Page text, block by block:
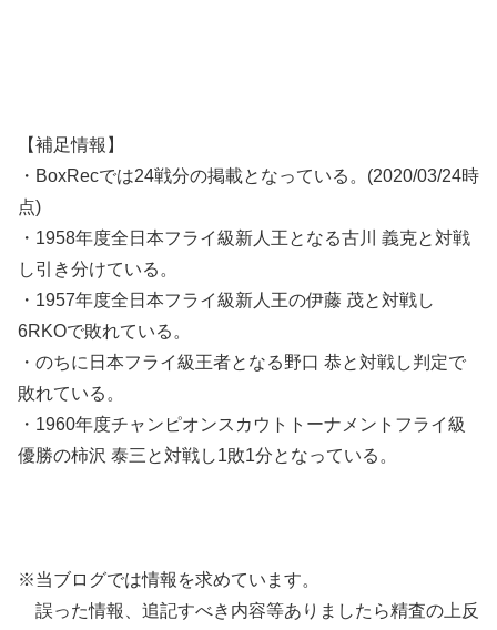
【補足情報】
・BoxRecでは24戦分の掲載となっている。(2020/03/24時
点)
・1958年度全日本フライ級新人王となる古川 義克と対戦
し引き分けている。
・1957年度全日本フライ級新人王の伊藤 茂と対戦し
6RKOで敗れている。
・のちに日本フライ級王者となる野口 恭と対戦し判定で
敗れている。
・1960年度チャンピオンスカウトトーナメントフライ級
優勝の柿沢 泰三と対戦し1敗1分となっている。
※当ブログでは情報を求めています。
誤った情報、追記すべき内容等ありましたら精査の上反